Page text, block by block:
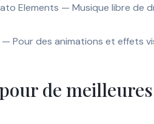
Elements — Musique libre de
Pour des animations et effets
de